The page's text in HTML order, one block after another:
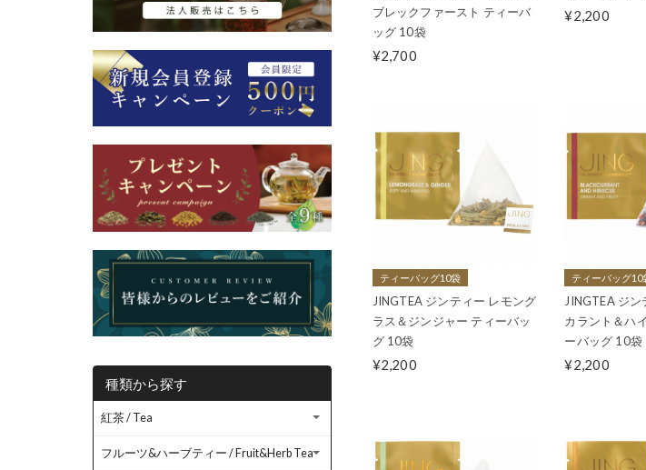
ブレックファースト ティーバ
ッグ 10袋
¥2,700
¥2,200
ティーバッグ10袋
JINGTEA ジンティー レモング
ラス＆ジンジャー ティーバッ
グ 10袋
¥2,200
ティーバッグ10
JINGTEA ジ
カラント＆ハ
ーバッグ 10袋
¥2,200
種類から探す
紅茶 / Tea
フルーツ&ハーブティー / Fruit&Herb Tea